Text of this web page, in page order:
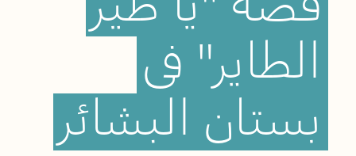
الطاير" في
بستان البشائر